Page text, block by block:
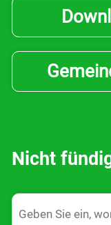
Drucken
Nicht